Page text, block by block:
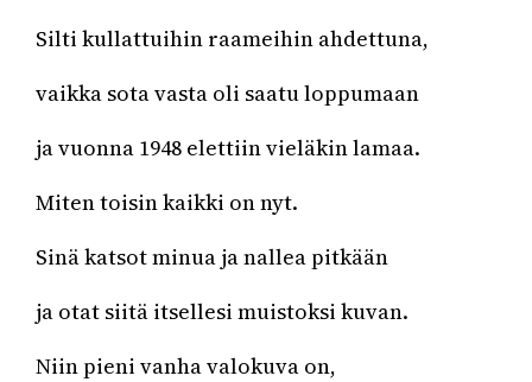
Silti kullattuihin raameihin ahdettuna,
vaikka sota vasta oli saatu loppumaan
ja vuonna 1948 elettiin vieläkin lamaa.
Miten toisin kaikki on nyt.
Sinä katsot minua ja nallea pitkään
ja otat siitä itsellesi muistoksi kuvan.
Niin pieni vanha valokuva on,